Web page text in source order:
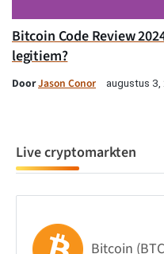
Bitcoin Code Review
legitiem?
DoorJason Conor augustus 3,
Live cryptomarkten
Bitcoin